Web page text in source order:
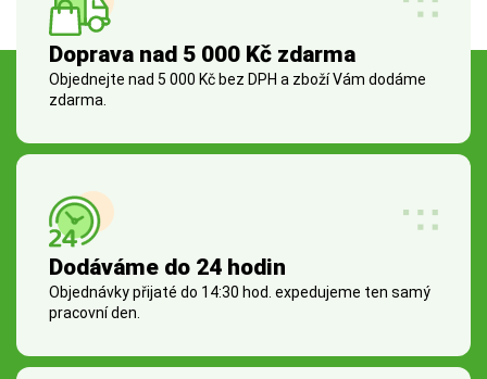
Doprava nad 5 000 Kč zdarma
Objednejte nad 5 000 Kč bez DPH a zboží Vám dodáme
zdarma.
Dodáváme do 24 hodin
Objednávky přijaté do 14:30 hod. expedujeme ten samý
pracovní den.